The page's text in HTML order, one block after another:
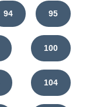
94 95
100
104